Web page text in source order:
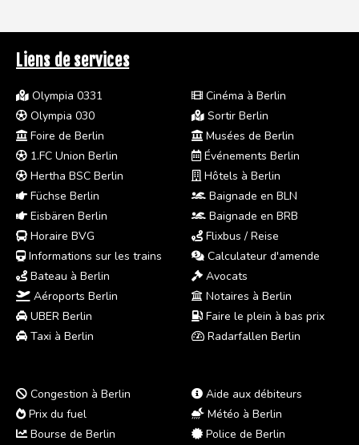
Liens de services
Olympia 0331
Olympia 030
Foire de Berlin
1.FC Union Berlin
Hertha BSC Berlin
Füchse Berlin
Eisbären Berlin
Horaire BVG
Informations sur les trains
Bateau à Berlin
Aéroports Berlin
UBER Berlin
Taxi à Berlin
Cinéma à Berlin
Sortir Berlin
Musées de Berlin
Événements Berlin
Hôtels à Berlin
Baignade en BLN
Baignade en BRB
Flixbus / Reise
Calculateur d'amende
Avocats
Notaires à Berlin
Faire le plein à bas prix
Radarfallen Berlin
Congestion à Berlin
Prix du fuel
Bourse de Berlin
Aide aux débiteurs
Météo à Berlin
Police de Berlin